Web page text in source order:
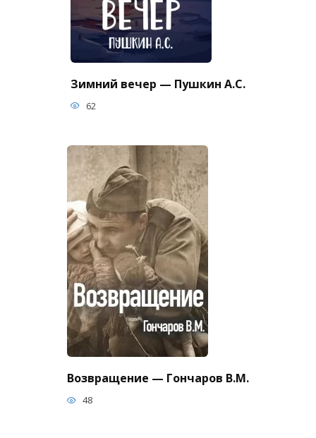
Зимний вечер — Пушкин А.С.
62
Возвращение — Гончаров В.М.
48